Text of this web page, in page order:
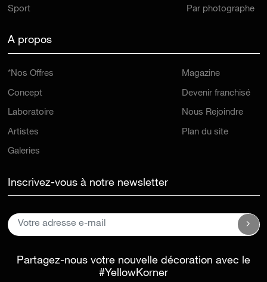
Sport Par photographe
A propos
*Nos Offres
Concept
Laboratoire
Artistes
Galeries
Magazine
Devenir franchisé
Nous Rejoindre
Plan du site
Inscrivez-vous à notre newsletter
Partagez-nous votre nouvelle décoration avec le
#YellowKorner